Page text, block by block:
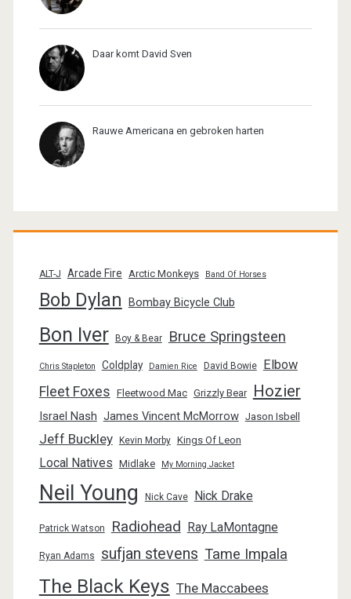
Daar komt David Sven
Rauwe Americana en gebroken harten
ALT-J Arcade Fire Arctic Monkeys Band Of Horses
Bob Dylan Bombay Bicycle Club
Bon Iver Boy & Bear Bruce Springsteen
Chris Stapleton Coldplay Damien Rice David Bowie Elbow
Fleet Foxes Fleetwood Mac Grizzly Bear Hozier
Israel Nash James Vincent McMorrow Jason Isbell
Jeff Buckley Kevin Morby Kings Of Leon
Local Natives Midlake My Morning Jacket
Neil Young Nick Cave Nick Drake
Patrick Watson Radiohead Ray LaMontagne
Ryan Adams sufjan stevens Tame Impala
The Black Keys The Maccabees